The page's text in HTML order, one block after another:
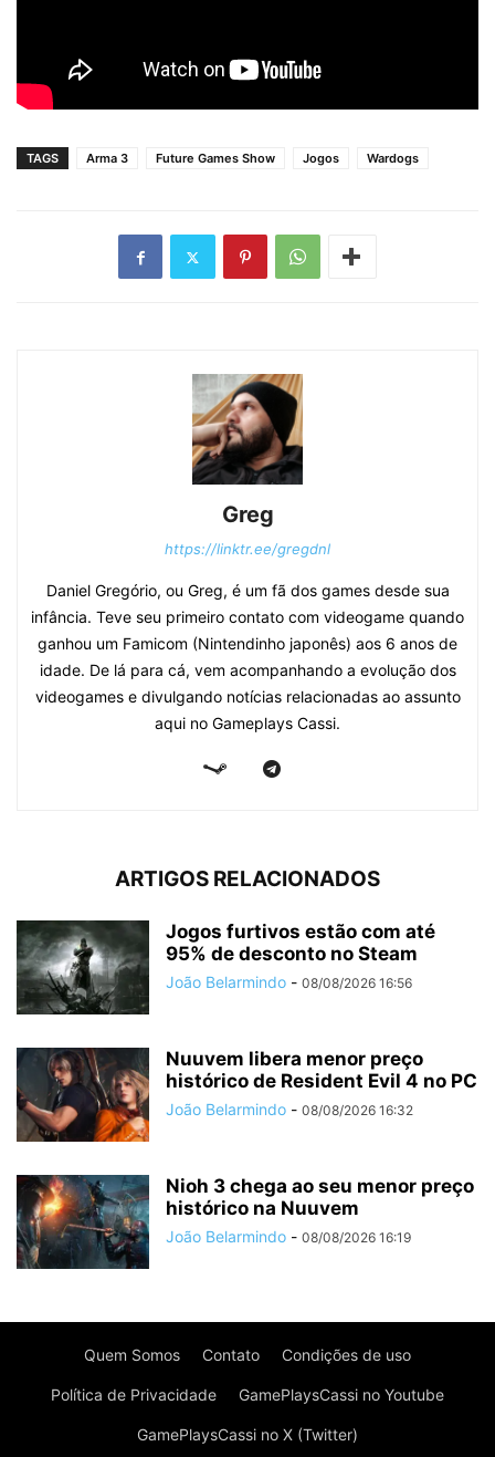
TAGS Arma 3 Future Games Show Jogos Wardogs
Greg
https://linktr.ee/gregdnl
Daniel Gregório, ou Greg, é um fã dos games desde sua
infância. Teve seu primeiro contato com videogame quando
ganhou um Famicom (Nintendinho japonês) aos 6 anos de
idade. De lá para cá, vem acompanhando a evolução dos
videogames e divulgando notícias relacionadas ao assunto
aqui no Gameplays Cassi.
ARTIGOS RELACIONADOS
Jogos furtivos estão com até
95% de desconto no Steam
João Belarmindo - 08/08/2026 16:56
Nuuvem libera menor preço
histórico de Resident Evil 4 no PC
João Belarmindo - 08/08/2026 16:32
Nioh 3 chega ao seu menor preço
histórico na Nuuvem
João Belarmindo - 08/08/2026 16:19
Quem Somos Contato Condições de uso
Política de Privacidade GamePlaysCassi no Youtube
GamePlaysCassi no X (Twitter)